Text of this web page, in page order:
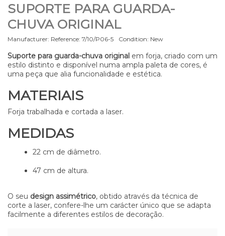
SUPORTE PARA GUARDA-
CHUVA ORIGINAL
Manufacturer: Reference: 7/10/P06-5 Condition: New
Suporte para guarda-chuva original em forja, criado com um
estilo distinto e disponível numa ampla paleta de cores, é
uma peça que alia funcionalidade e estética.
MATERIAIS
Forja trabalhada e cortada a laser.
MEDIDAS
22 cm de diâmetro.
47 cm de altura.
O seu design assimétrico, obtido através da técnica de
corte a laser, confere-lhe um carácter único que se adapta
facilmente a diferentes estilos de decoração.